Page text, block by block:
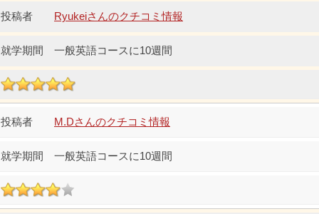
Ryukeiさんのクチコミ情報
一般英語コースに10週間
M.Dさんのクチコミ情報
一般英語コースに10週間